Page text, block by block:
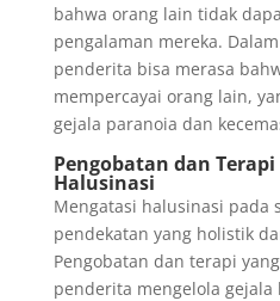
bahwa orang lain tidak
pengalaman mereka.
penderita bisa merasa
mempercayai orang lain,
gejala paranoia dan
Pengobatan dan
Halusinasi
Mengatasi halusinasi pada
pendekatan yang holistik
Pengobatan dan terapi
penderita mengelola